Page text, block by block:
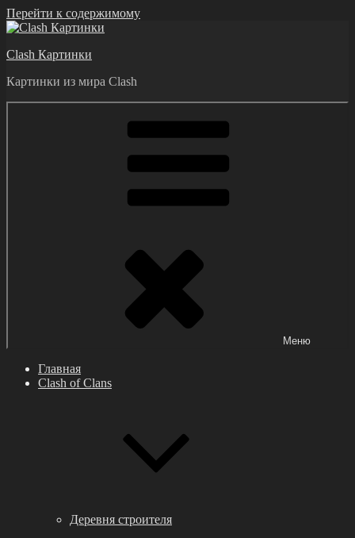
Перейти к содержимому
Clash Картинки
Картинки из мира Clash
Меню
Главная
Clash of Clans
Деревня строителя